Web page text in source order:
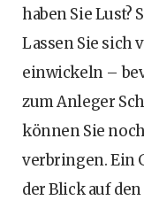
haben Sie Lust?
Lassen Sie sich
einwickeln –
zum Anleger
können Sie
verbringen. Ein
der Blick auf